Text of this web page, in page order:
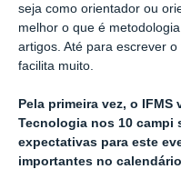
seja como orientador ou
melhor o que é
artigos. Até para escrever
facilita muito.
Pela primeira vez, o IFMS
Tecnologia nos 10 campi
expectativas para este
importantes no